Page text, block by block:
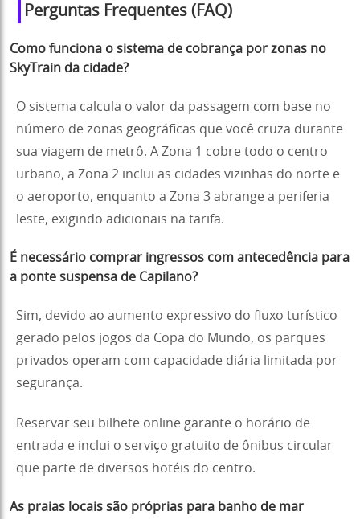
Perguntas Frequentes (FAQ)
Como funciona o sistema de cobrança por zonas no
SkyTrain da cidade?
O sistema calcula o valor da passagem com base no
número de zonas geográficas que você cruza durante
sua viagem de metrô. A Zona 1 cobre todo o centro
urbano, a Zona 2 inclui as cidades vizinhas do norte e
o aeroporto, enquanto a Zona 3 abrange a periferia
leste, exigindo adicionais na tarifa.
É necessário comprar ingressos com antecedência para
a ponte suspensa de Capilano?
Sim, devido ao aumento expressivo do fluxo turístico
gerado pelos jogos da Copa do Mundo, os parques
privados operam com capacidade diária limitada por
segurança.
Reservar seu bilhete online garante o horário de
entrada e inclui o serviço gratuito de ônibus circular
que parte de diversos hotéis do centro.
As praias locais são próprias para banho de mar